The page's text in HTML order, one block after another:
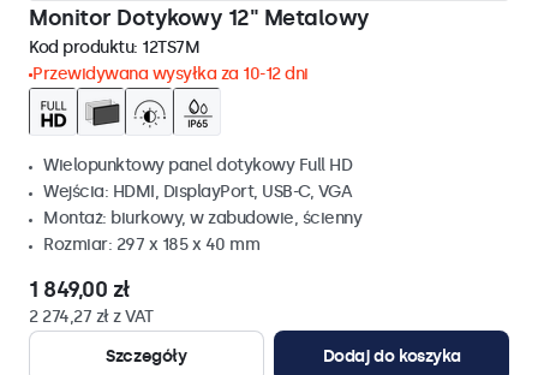
Monitor Dotykowy 12" Metalowy
Kod produktu: 12TS7M
Przewidywana wysyłka za 10-12 dni
Wielopunktowy panel dotykowy Full HD
Wejścia: HDMI, DisplayPort, USB-C, VGA
Montaż: biurkowy, w zabudowie, ścienny
Rozmiar: 297 x 185 x 40 mm
1 849,00 zł
2 274,27 zł z VAT
Szczegóły
Dodaj do koszyka